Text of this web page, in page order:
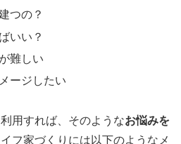
つの？
いい？
難しい
ージしたい
用すれば、そのようなお悩みを
フ家づくりには以下のようなメ